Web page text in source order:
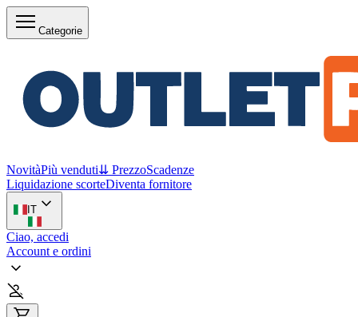
Categorie
NovitàPiù venduti⇊ PrezzoScadenze
Liquidazione scorteDiventa fornitore
IT
Ciao, accedi
Account e ordini